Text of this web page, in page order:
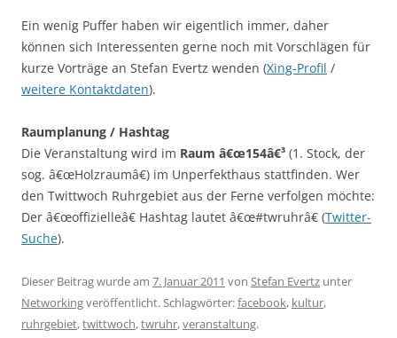
Ein wenig Puffer haben wir eigentlich immer, daher
können sich Interessenten gerne noch mit Vorschlägen für
kurze Vorträge an Stefan Evertz wenden (Xing-Profil /
weitere Kontaktdaten).
Raumplanung / Hashtag
Die Veranstaltung wird im Raum â€œ154â€³ (1. Stock, der
sog. â€œHolzraumâ€) im Unperfekthaus stattfinden. Wer
den Twittwoch Ruhrgebiet aus der Ferne verfolgen möchte:
Der â€œoffizielleâ€ Hashtag lautet â€œ#twruhrâ€ (Twitter-
Suche).
Dieser Beitrag wurde am 7. Januar 2011 von Stefan Evertz unter
Networkingveröffentlicht. Schlagwörter:facebook, kultur,
ruhrgebiet,twittwoch,twruhr,veranstaltung.